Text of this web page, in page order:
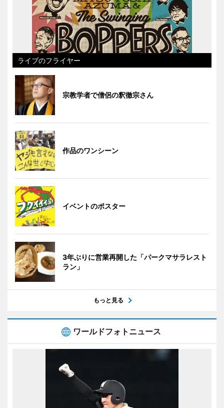
ライブのフライヤー
宗教学者で僧侶の釈徹宗さん
作品のワンシーン
イベントのポスター
3年ぶりに営業再開した「パークマサラレスト
ラン」
もっと見る
ワールドフォトニュース